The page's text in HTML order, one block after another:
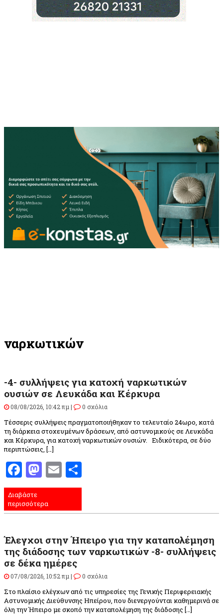
ναρκωτικών
-4- συλλήψεις για κατοχή ναρκωτικών
ουσιών σε Λευκάδα και Κέρκυρα
08/08/2026, 10:42 πμ | 0 σχόλια
Τέσσερις συλλήψεις πραγματοποιήθηκαν το τελευταίο 24ωρο, κατά
τη διάρκεια στοχευμένων δράσεων, από αστυνομικούς σε Λευκάδα
και Κέρκυρα, για κατοχή ναρκωτικών ουσιών. Ειδικότερα, σε δύο
περιπτώσεις, […]
Facebook
Mastodon
Email
Διαβάστε
περισσότερα
Έλεγχοι στην Ήπειρο για την καταπολέμηση
της διάδοσης των ναρκωτικών -8- συλλήψεις
σε δέκα ημέρες
07/08/2026, 10:52 πμ | 0 σχόλια
Στο πλαίσιο ελέγχων από τις υπηρεσίες της Γενικής Περιφερειακής
Αστυνομικής Διεύθυνσης Ηπείρου, που διενεργούνται καθημερινά σε
όλη την Ήπειρο με σκοπό την καταπολέμηση της διάδοσης […]